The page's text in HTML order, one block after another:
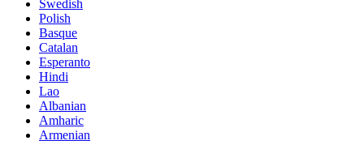
Swedish
Polish
Basque
Catalan
Esperanto
Hindi
Lao
Albanian
Amharic
Armenian